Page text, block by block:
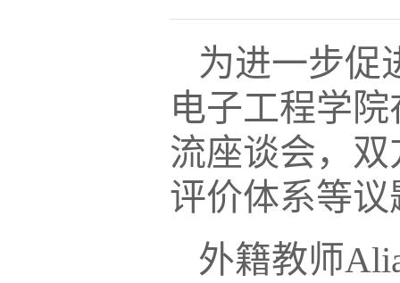
为进一步促
电子工程学
流座谈会，
评价体系等
外籍教师